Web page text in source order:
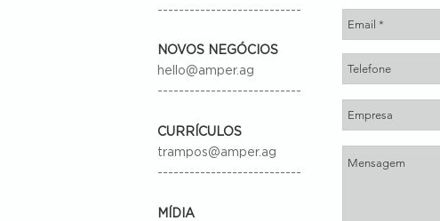
---------------------------
NOVOS NEGÓCIOS
hello@amper.ag
---------------------------
CURRÍCULOS
trampos@amper.ag
---------------------------
MÍDIA